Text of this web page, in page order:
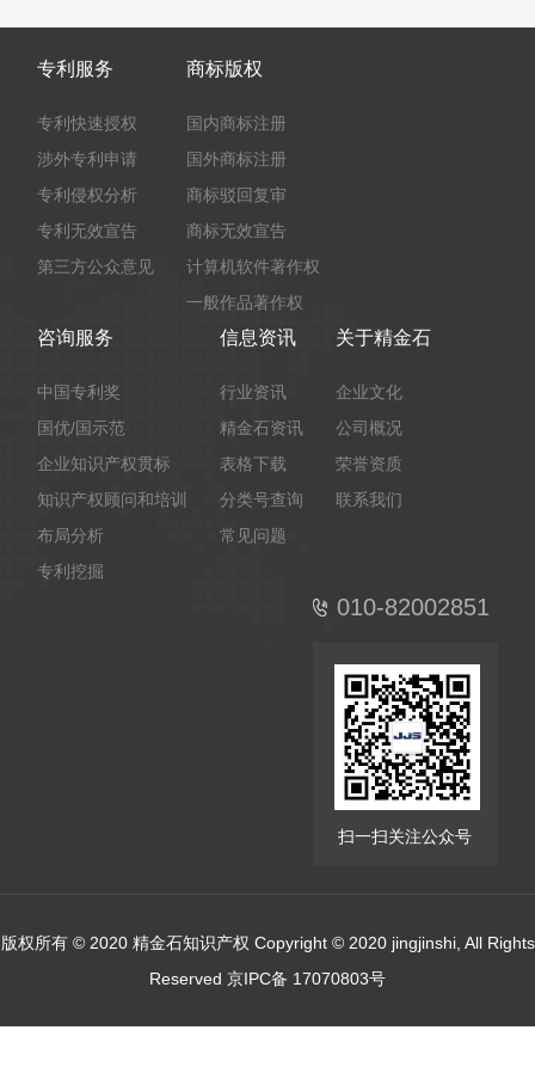
专利服务
专利快速授权
涉外专利申请
专利侵权分析
专利无效宣告
第三方公众意见
商标版权
国内商标注册
国外商标注册
商标驳回复审
商标无效宣告
计算机软件著作权
一般作品著作权
咨询服务
中国专利奖
国优/国示范
企业知识产权贯标
知识产权顾问和培训
布局分析
专利挖掘
信息资讯
行业资讯
精金石资讯
表格下载
分类号查询
常见问题
关于精金石
企业文化
公司概况
荣誉资质
联系我们
010-82002851
扫一扫关注公众号
版权所有 © 2020 精金石知识产权 Copyright © 2020 jingjinshi, All Rights
Reserved 京IPC备 17070803号